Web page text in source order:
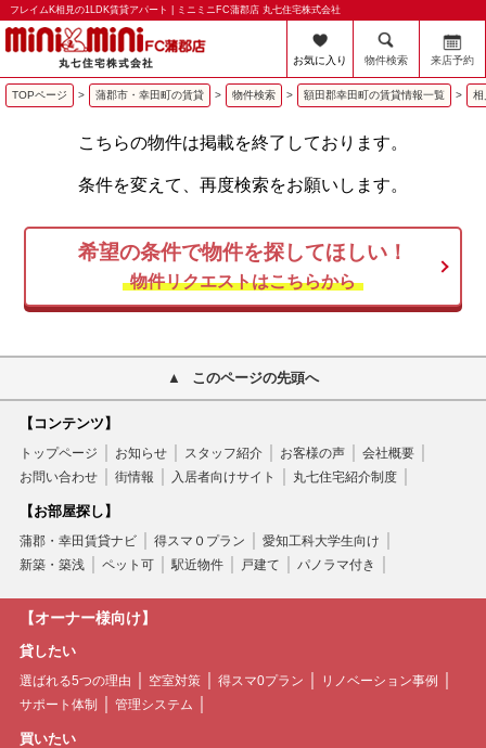
フレイムK相見の1LDK賃貸アパート | ミニミニFC蒲郡店 丸七住宅株式会社
お気に入り 物件検索 来店予約
TOPページ > 蒲郡市・幸田町の賃貸 > 物件検索 > 額田郡幸田町の賃貸情報一覧 > 相
こちらの物件は掲載を終了しております。
条件を変えて、再度検索をお願いします。
希望の条件で物件を探してほしい！
物件リクエストはこちらから
このページの先頭へ
【コンテンツ】
トップページ お知らせ スタッフ紹介 お客様の声
会社概要
お問い合わせ
街情報 入居者向けサイト 丸七住宅紹介制度
【お部屋探し】
蒲郡・幸田賃貸ナビ 得スマ０プラン
愛知工科大学生向け
新築・築浅
ペット可 駅近物件 戸建て パノラマ付き
【オーナー様向け】
貸したい
選ばれる5つの理由 空室対策 得スマ0プラン
リノベーション事例
サポート体制
管理システム
買いたい